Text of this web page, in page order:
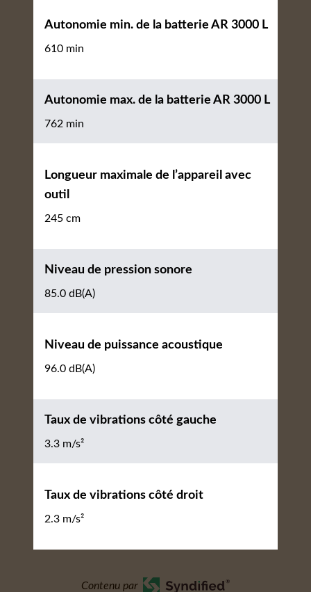
Autonomie min. de la batterie AR 3000 L
610 min
Autonomie max. de la batterie AR 3000 L
762 min
Longueur maximale de l’appareil avec
outil
245 cm
Niveau de pression sonore
85.0 dB(A)
Niveau de puissance acoustique
96.0 dB(A)
Taux de vibrations côté gauche
3.3 m/s²
Taux de vibrations côté droit
2.3 m/s²
Contenu par